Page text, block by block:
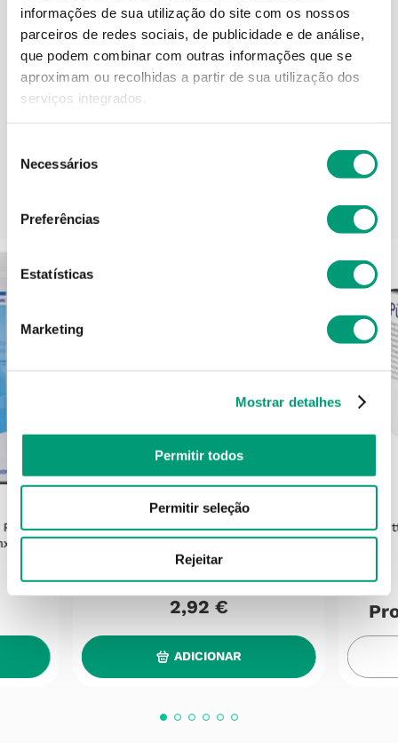
informações de sua utilização do site com os nossos
parceiros de redes sociais, de publicidade e de análise,
que podem combinar com outras informações que se
aproximam ou recolhidas a partir de sua utilização dos
serviços integrados.
Necessários
Preferências
Estatísticas
Marketing
Mostrar detalhes
Permitir todos
Permitir seleção
Rejeitar
Descrição do Produto
Informações técnicas
PODERÁ TAMBÉM GOSTAR
LEUKOMED
Leukomed T Plus Penso Absorvente
Transparente 5cmx7.2cm 5
2,92 €
ADICIONAR